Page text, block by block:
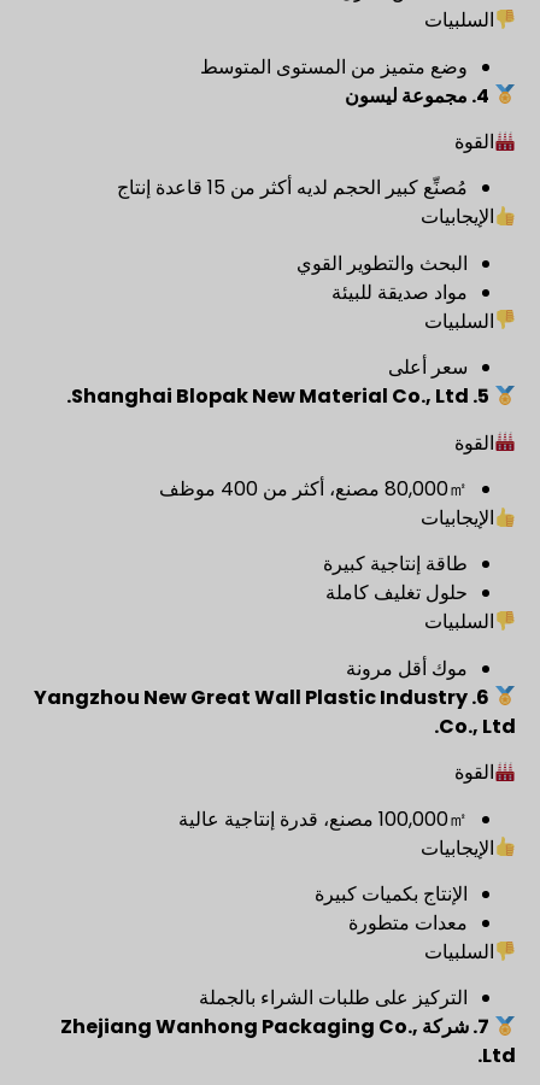
السلبيات
وضع متميز من المستوى المتوسط
4. مجموعة ليسون
القوة
مُصنِّع كبير الحجم لديه أكثر من 15 قاعدة إنتاج
الإيجابيات
البحث والتطوير القوي
مواد صديقة للبيئة
السلبيات
سعر أعلى
5.
Shanghai Blopak New Material Co., Ltd.
القوة
80,000㎡ مصنع، أكثر من 400 موظف
الإيجابيات
طاقة إنتاجية كبيرة
حلول تغليف كاملة
السلبيات
موك أقل مرونة
6.
Yangzhou New Great Wall Plastic Industry
Co., Ltd.
القوة
100,000㎡ مصنع، قدرة إنتاجية عالية
الإيجابيات
الإنتاج بكميات كبيرة
معدات متطورة
السلبيات
التركيز على طلبات الشراء بالجملة
7.
شركة Zhejiang Wanhong Packaging Co.,
Ltd.